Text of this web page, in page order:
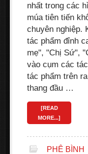
nhất trong các
múa tiên tiến
chuyên nghiệp.
tác phẩm đỉnh
mẹ", "Chị Sứ",
vào cụm các
tác phẩm trên
thang đầu …
[READ
MORE...]
PHÊ BÌNH